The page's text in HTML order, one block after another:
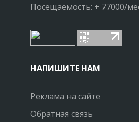
Посещаемость: + 77000/
НАПИШИТЕ НАМ
Реклама на сайте
Обратная связь